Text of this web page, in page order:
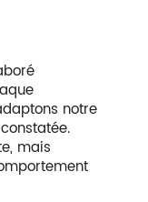
notre
mais